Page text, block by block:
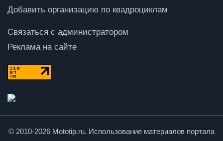
Добавить организацию по квадроциклам
Связаться с администратором
Реклама на сайте
© 2010-2026 Mototip.ru. Использование материалов портала